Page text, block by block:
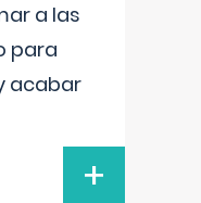
a las
para
acabar
+